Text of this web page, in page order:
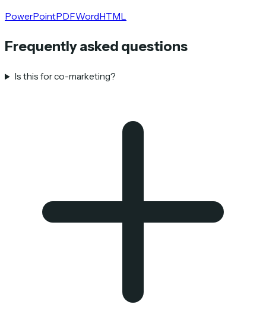
PowerPointPDFWordHTML
Frequently asked questions
Is this for co-marketing?